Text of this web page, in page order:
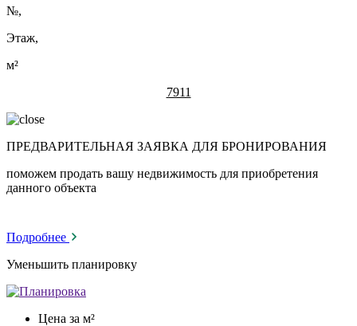
№,
Этаж,
м²
7911
ПРЕДВАРИТЕЛЬНАЯ ЗАЯВКА ДЛЯ БРОНИРОВАНИЯ
поможем продать вашу недвижимость для приобретения
данного объекта
Подробнее
Уменьшить планировку
Цена за м²